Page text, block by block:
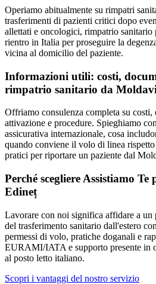
Operiamo abitualmente su rimpatri
trasferimenti di pazienti critici dopo
allettati e oncologici, rimpatrio sanitario
rientro in Italia per proseguire la
vicina al domicilio del paziente.
Informazioni utili: costi,
rimpatrio sanitario da
Offriamo consulenza completa su
attivazione e procedure. Spieghiamo
assicurativa internazionale, cosa
quando conviene il volo di linea
pratici per riportare un paziente dal
Perché scegliere Assistiamo
Edineț
Lavorare con noi significa affidare a un
del trasferimento sanitario dall'estero
permessi di volo, pratiche doganali e
EURAMI/IATA e supporto presente in
al posto letto italiano.
Scopri i vantaggi del nostro servizio